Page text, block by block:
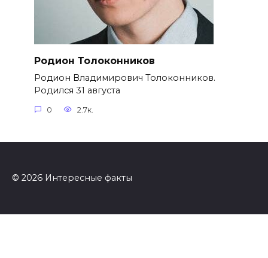
Родион Толоконников
Родион Владимирович Толоконников.
Родился 31 августа
0 2.7к.
© 2026 Интересные факты